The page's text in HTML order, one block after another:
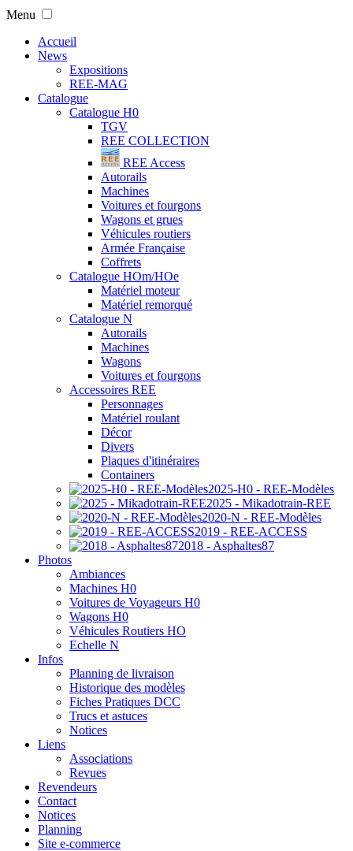
Menu
Accueil
News
Expositions
REE-MAG
Catalogue
Catalogue H0
TGV
REE COLLECTION
REE Access
Autorails
Machines
Voitures et fourgons
Wagons et grues
Véhicules routiers
Armée Française
Coffrets
Catalogue HOm/HOe
Matériel moteur
Matériel remorqué
Catalogue N
Autorails
Machines
Wagons
Voitures et fourgons
Accessoires REE
Personnages
Matériel roulant
Décor
Divers
Plaques d'itinéraires
Containers
2025-H0 - REE-Modèles
2025 - Mikadotrain-REE
2020-N - REE-Modèles
2019 - REE-ACCESS
2018 - Asphaltes87
Photos
Ambiances
Machines H0
Voitures de Voyageurs H0
Wagons H0
Véhicules Routiers HO
Echelle N
Infos
Planning de livraison
Historique des modèles
Fiches Pratiques DCC
Trucs et astuces
Notices
Liens
Associations
Revues
Revendeurs
Contact
Notices
Planning
Site e-commerce